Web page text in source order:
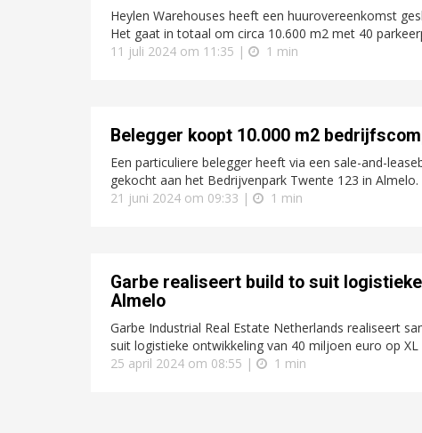
Heylen Warehouses heeft een huurovereenkomst
Het gaat in totaal om circa 10.600 m2 met 40
11 juli 2024 om 11:35 |
1 min
Belegger koopt 10.000 m2
Een particuliere belegger heeft via een sale-and-
gekocht aan het Bedrijvenpark Twente 123 in
21 juni 2024 om 09:33 |
1 min
Garbe realiseert build to suit
Almelo
Garbe Industrial Real Estate Netherlands realiseert
suit logistieke ontwikkeling van 40 miljoen euro op XL
25 april 2024 om 08:55 |
1 min